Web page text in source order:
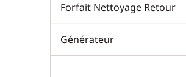
Forfait Nettoyage Retour
Générateur